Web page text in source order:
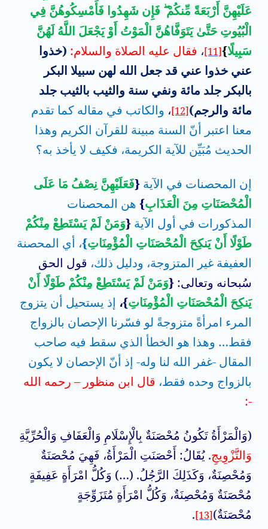
عَلَيْهِنَّ أَرْبَعَةً مِّنكُمْ فَإِن شَهِدُوا فَأَمْسِكُوهُنَّ فِي
الْبُيُوتِ حَتَّىٰ يَتَوَفَّاهُنَّ الْمَوْتُ أَوْ يَجْعَلَ اللَّهُ لَهُنَّ
سَبِيلًا}
[11]، فقال عليه الصلاة والسلام: (خذوا
عني خذوا عني قد جعل الله لهن سبيلا البكر
بالبكر جلد مائة ونفي سنة والثيب بالثيب جلد
مائة والرجم)[12]، والكاتب في مقاله كما تقدم
معنا اعتبر أنّ السنة مبينة للقرآن الكريم وهذا
الحديث مُبَيِّن للآية الكريمة، فكيف لا يأخذ به؟
إن المحصنات في الآية {فَعَلَيْهِنَّ نِصْفُ مَا عَلَى
الْمُحْصَنَاتِ مِنَ الْعَذَابِ} هن المحصنات
المذكورات في أول الآية {وَمَنْ لَمْ يَسْتَطِعْ مِنْكُمْ
طَوْلًا أَنْ يَنكِحَ الْمُحْصَنَاتِ الْمُؤْمِنَاتِ}، أي المحصنة
العفيفة غير المتزوجة، ودليل ذلك، قول الحق
سُبحانه وتعالى: {وَمَنْ لَمْ يَسْتَطِعْ مِنْكُمْ طَوْلًا أَنْ
يَنكِحَ الْمُحْصَنَاتِ الْمُؤْمِنَاتِ}، إذ يستحيل أن يتزوج
المرء امرأةً متزوجةً لو فسّرنا الإحصان بالزواج
فقط… وهذا هو الخطأ الذي سقط فيه صاحب
المقال -غفر الله لنا وله- إذ أنّ الإحصان لا يكون
بالزواج وحده فقط، قال ابن منظور – رحمه الله
-:
(وَالْمَرْأَةُ تَكُونُ مُحْصَنَةٌ بِالْإِسْلَامِ وَالْعَفَافِ وَالْحُرِّيَّةِ
وَالتَّزْوِيجِ. يُقَالُ: أَحْصَنَتِ الْمَرْأَةُ، فَهِيَ مُحْصَنَةٌ
وَمُحْصِنَةٌ، وَكَذَلِكَ الرَّجُلُ. (…) وَكُلُّ امْرَأَةٍ عَفِيفَةٍ
مُحْصَنَةٌ وَمُحْصِنَةٌ، وَكُلُّ امْرَأَةٍ مُتَزَوِّجَةٍ
مُحْصَنَةٌ)[13]
.